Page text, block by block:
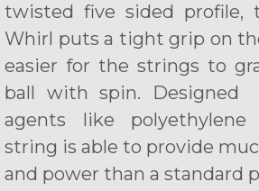
twisted five sided profile,
Whirl puts a tight grip on
easier for the strings to
ball with spin. Designed
agents like
string is able to provide
and power than a standard